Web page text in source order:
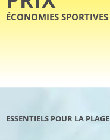
ÉCONOMIES SPORTIVES
ESSENTIELS POUR LA PLAGE